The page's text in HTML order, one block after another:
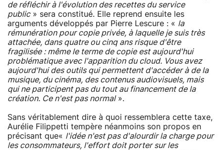
de réfléchir à l'évolution des recettes du service
public» sera constitué. Elle reprend ensuite les
arguments développés par Pierre Lescure : « la
rémunération pour copie privée, à laquelle je suis très
attachée, dans quatre ou cinq ans risque d'être
fragilisée : même le terme de copie est aujourd'hui
problématique avec l'apparition du cloud. Vous avez
aujourd'hui des outils qui permettent d'accéder à de la
musique, du cinéma, des contenus audiovisuels, mais
qui ne participent pas du tout au financement de la
création. Ce n'est pas normal».
Sans véritablement dire à quoi ressemblera cette taxe,
Aurélie Filippetti tempère néanmoins son propos en
précisant que« l'idée n'est pas d'alourdir la charge pour
les consommateurs, l'effort doit porter sur les